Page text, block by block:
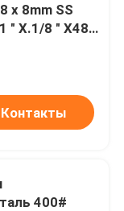
x 8mm SS
" X.1/8 " X48»
Контакты
400#